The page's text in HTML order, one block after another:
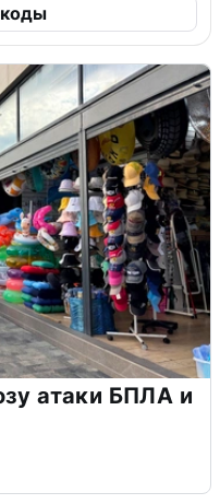
атаки БПЛА и